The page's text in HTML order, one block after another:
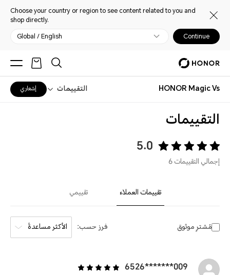
Choose your country or region to see content related to you and
shop directly.
Global / English Continue
HONOR Magic Vs التقييمات إشعاري
التقييمات
5.0
إجمالي التقييمات 6
تقييمات العملاء تقييمي
مُشترٍ موثوق فرز حسب: الأكثر مساعدةً
009*******6526